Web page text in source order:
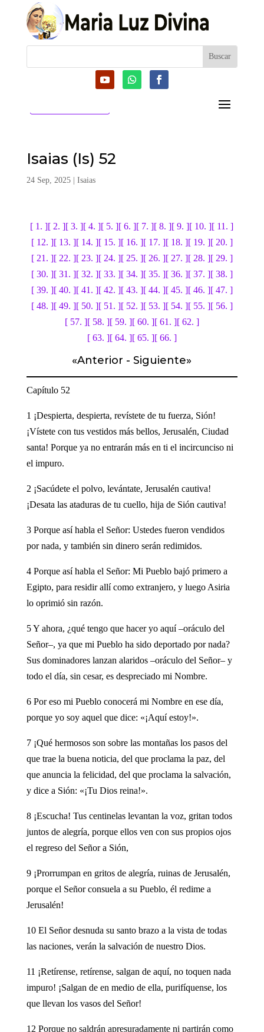
Isaias (Is) 52
24 Sep, 2025| Isaias
[ 1. ][ 2. ][ 3. ][ 4. ][ 5. ][ 6. ][ 7. ][ 8. ][ 9. ][ 10. ][ 11. ]
[ 12. ][ 13. ][ 14. ][ 15. ][ 16. ][ 17. ][ 18. ][ 19. ][ 20. ]
[ 21. ][ 22. ][ 23. ][ 24. ][ 25. ][ 26. ][ 27. ][ 28. ][ 29. ]
[ 30. ][ 31. ][ 32. ][ 33. ][ 34. ][ 35. ][ 36. ][ 37. ][ 38. ]
[ 39. ][ 40. ][ 41. ][ 42. ][ 43. ][ 44. ][ 45. ][ 46. ][ 47. ]
[ 48. ][ 49. ][ 50. ][ 51. ][ 52. ][ 53. ][ 54. ][ 55. ][ 56. ]
[ 57. ][ 58. ][ 59. ][ 60. ][ 61. ][ 62. ]
[ 63. ][ 64. ][ 65. ][ 66. ]
«Anterior -Siguiente»
Capítulo 52
1 ¡Despierta, despierta, revístete de tu fuerza, Sión!
¡Vístete con tus vestidos más bellos, Jerusalén, Ciudad
santa! Porque ya no entrarán más en ti el incircunciso ni
el impuro.
2 ¡Sacúdete el polvo, levántate, Jerusalén cautiva!
¡Desata las ataduras de tu cuello, hija de Sión cautiva!
3 Porque así habla el Señor: Ustedes fueron vendidos
por nada, y también sin dinero serán redimidos.
4 Porque así habla el Señor: Mi Pueblo bajó primero a
Egipto, para residir allí como extranjero, y luego Asiria
lo oprimió sin razón.
5 Y ahora, ¿qué tengo que hacer yo aquí –oráculo del
Señor–, ya que mi Pueblo ha sido deportado por nada?
Sus dominadores lanzan alaridos –oráculo del Señor– y
todo el día, sin cesar, es despreciado mi Nombre.
6 Por eso mi Pueblo conocerá mi Nombre en ese día,
porque yo soy aquel que dice: «¡Aquí estoy!».
7 ¡Qué hermosos son sobre las montañas los pasos del
que trae la buena noticia, del que proclama la paz, del
que anuncia la felicidad, del que proclama la salvación,
y dice a Sión: «¡Tu Dios reina!».
8 ¡Escucha! Tus centinelas levantan la voz, gritan todos
juntos de alegría, porque ellos ven con sus propios ojos
el regreso del Señor a Sión,
9 ¡Prorrumpan en gritos de alegría, ruinas de Jerusalén,
porque el Señor consuela a su Pueblo, él redime a
Jerusalén!
10 El Señor desnuda su santo brazo a la vista de todas
las naciones, verán la salvación de nuestro Dios.
11 ¡Retírense, retírense, salgan de aquí, no toquen nada
impuro! ¡Salgan de en medio de ella, purifíquense, los
que llevan los vasos del Señor!
12 Porque no saldrán apresuradamente ni partirán como